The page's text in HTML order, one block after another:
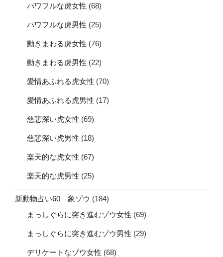
パワフルな虎女性 (68)
パワフルな虎男性 (25)
動きまわる虎女性 (76)
動きまわる虎男性 (22)
愛情あふれる虎女性 (70)
愛情あふれる虎男性 (17)
慈悲深い虎女性 (69)
慈悲深い虎男性 (18)
楽天的な虎女性 (67)
楽天的な虎男性 (25)
新動物占い60 象ゾウ (184)
まっしぐらに突き進むゾウ女性 (69)
まっしぐらに突き進むゾウ男性 (29)
デリケートなゾウ女性 (68)